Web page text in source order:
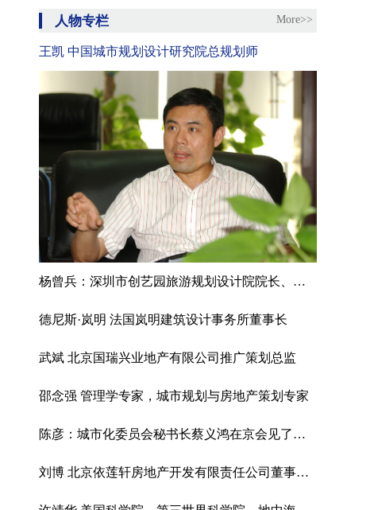
人物专栏 More>>
王凯 中国城市规划设计研究院总规划师
杨曾兵：深圳市创艺园旅游规划设计院院长、中国商旅地产研究院旅游规划研究所所长。国际注册景观设计师（ICSLD），国际园林景观规划设计行业协会高级景观规划师，有近20年的旅游景区策划、规划和设计经验。
德尼斯·岚明 法国岚明建筑设计事务所董事长
武斌 北京国瑞兴业地产有限公司推广策划总监
邵念强 管理学专家，城市规划与房地产策划专家
陈彦：城市化委员会秘书长蔡义鸿在京会见了来访的中欧社会论坛执行主席陈彦先生
刘博 北京依莲轩房地产开发有限责任公司董事、总经理